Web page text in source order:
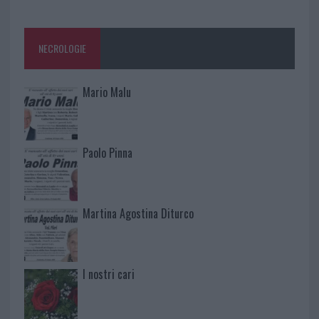
NECROLOGIE
Mario Malu
Paolo Pinna
Martina Agostina Diturco
I nostri cari